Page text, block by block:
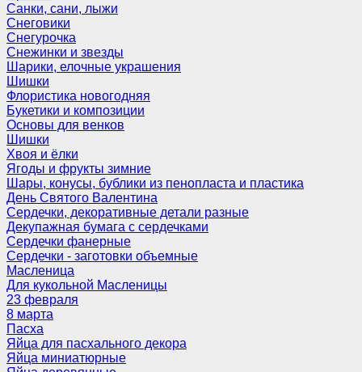
Санки, сани, лыжи
Снеговики
Снегурочка
Снежинки и звезды
Шарики, елочные украшения
Шишки
Флористика новогодняя
Букетики и композиции
Основы для венков
Шишки
Хвоя и ёлки
Ягоды и фрукты зимние
Шары, конусы, бублики из пенопласта и пластика
День Святого Валентина
Сердечки, декоративные детали разные
Декупажная бумага с сердечками
Сердечки фанерные
Сердечки - заготовки объемные
Масленица
Для кукольной Масленицы
23 февраля
8 марта
Пасха
Яйца для пасхального декора
Яйца миниатюрные